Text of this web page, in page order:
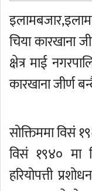
चिया कारखाना
क्षेत्र माई
कारखाना जीर्ण
सोक्तिममा विसं
विसं १९४० मा
हरियोपत्ती